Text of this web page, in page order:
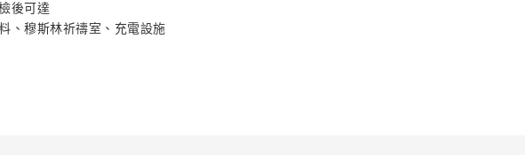
後可達
、穆斯林祈禱室、充電設施